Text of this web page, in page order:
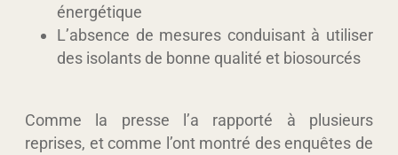
énergétique
L’absence de mesures conduisant à utiliser
des isolants de bonne qualité et biosourcés
Comme la presse l’a rapporté à plusieurs
reprises, et comme l’ont montré des enquêtes de